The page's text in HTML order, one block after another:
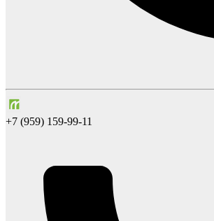
+7 (959) 159-99-11